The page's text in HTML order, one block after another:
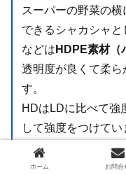
スーパーの野菜の
できるシャカシャ
などは HDPE素材（
透明度が良くて柔ら
す。
HDはLDに比べて強
して強度をつけて
ているものを入れ
があります。
ホーム お問合